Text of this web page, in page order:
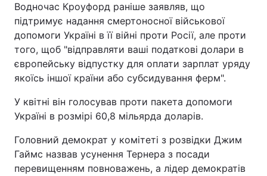
Водночас Кроуфорд раніше заявляв, що
підтримує надання смертоносної військової
допомоги Україні в її війні проти Росії, але проти
того, щоб "відправляти ваші податкові долари в
європейську відпустку для оплати зарплат уряду
якоїсь іншої країни або субсидування ферм".
У квітні він голосував проти пакета допомоги
Україні в розмірі 60,8 мільярда доларів.
Головний демократ у комітеті з розвідки Джим
Гаймс назвав усунення Тернера з посади
перевищенням повноважень, а лідер демократів